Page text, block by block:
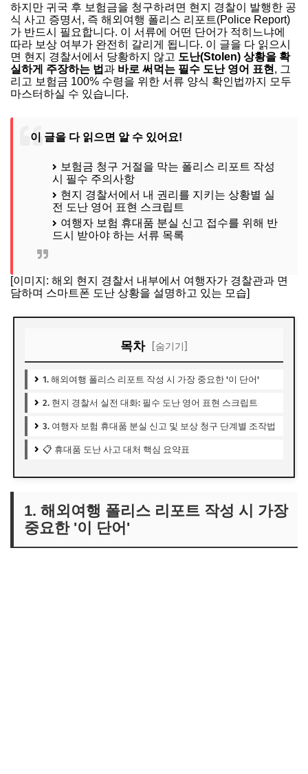
하지만 귀국 후 보험금을 청구하려면 현지 경찰이 발행한 공
식 사고 증명서, 즉 해외여행 폴리스 리포트(Police Report)
가 반드시 필요합니다. 이 서류에 어떤 단어가 적히느냐에
따라 보상 여부가 완전히 갈리게 됩니다. 이 글을 다 읽으시
면 현지 경찰서에서 당황하지 않고 도난(Stolen) 상황을 확
실하게 주장하는 법과 바로 써먹는 필수 도난 영어 표현 , 그
리고 보험금 100% 수령을 위한 서류 양식 확인법까지 모두
마스터하실 수 있습니다.
이 글을 다 읽으면 알 수 있어요!
보험금 청구 거절을 막는 폴리스 리포트 작성
시 필수 주의사항
현지 경찰서에서 내 권리를 지키는 상황별 실
전 도난 영어 표현 스크립트
여행자 보험 휴대품 분실 신고 접수를 위해 반
드시 받아야 하는 서류 목록
[이미지: 해외 현지 경찰서 내부에서 여행자가 경찰관과 면
담하며 스마트폰 도난 상황을 설명하고 있는 모습]
목차 [숨기기]
1. 해외여행 폴리스 리포트 작성 시 가장 중요한 '이 단어'
2. 현지 경찰서 실전 대화: 필수 도난 영어 표현 스크립트
3. 여행자 보험 휴대품 분실 신고 및 보상 청구 단계별 조작법
📋 휴대품 도난 사고 대처 핵심 요약표
1. 해외여행 폴리스 리포트 작성 시 가장
중요한 '이 단어'